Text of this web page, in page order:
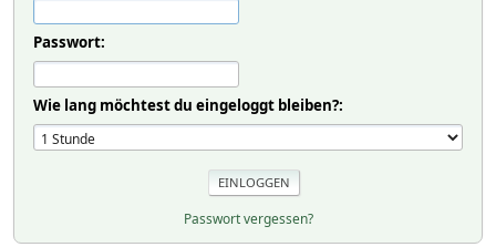
Passwort:
Wie lang möchtest du eingeloggt bleiben?:
Passwort vergessen?